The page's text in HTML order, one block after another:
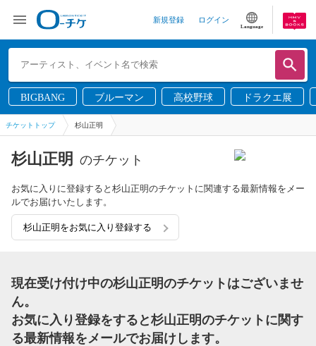
新規登録 ログイン
Language
BIGBANG ブルーマン 高校野球 ドラクエ展
チケットトップ 杉山正明
杉山正明 のチケット
お気に入りに登録すると杉山正明のチケットに関連する最新情報をメー
ルでお届けいたします。
杉山正明をお気に入り登録する
現在受け付け中の杉山正明のチケットはございませ
ん。
お気に入り登録をすると杉山正明のチケットに関す
る最新情報をメールでお届けします。